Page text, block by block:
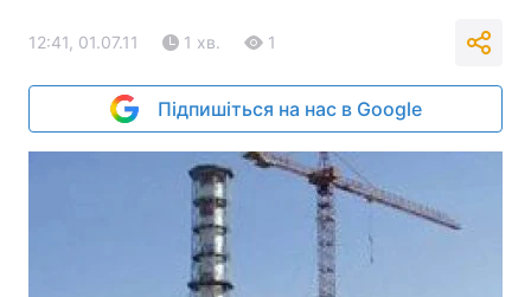
12:41, 01.07.11 1 хв. 1
Підпишіться на нас в Google